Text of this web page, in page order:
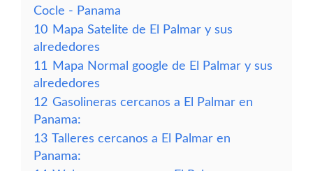
Cocle - Panama
10 Mapa Satelite de El Palmar y sus
alrededores
11
Mapa Normal google de El Palmar y sus
alrededores
12 Gasolineras cercanos a El Palmar en
Panama:
13 Talleres cercanos a El Palmar en
Panama: